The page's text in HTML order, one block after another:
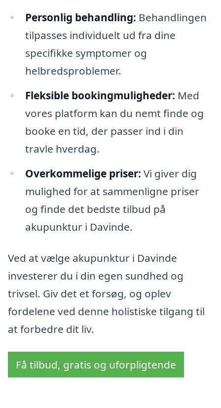
Personlig behandling: Behandlingen
tilpasses individuelt ud fra dine
specifikke symptomer og
helbredsproblemer.
Fleksible bookingmuligheder: Med
vores platform kan du nemt finde og
booke en tid, der passer ind i din
travle hverdag.
Overkommelige priser: Vi giver dig
mulighed for at sammenligne priser
og finde det bedste tilbud på
akupunktur i Davinde.
Ved at vælge akupunktur i Davinde
investerer du i din egen sundhed og
trivsel. Giv det et forsøg, og oplev
fordelene ved denne holistiske tilgang til
at forbedre dit liv.
Få tilbud, gratis og uforpligtende